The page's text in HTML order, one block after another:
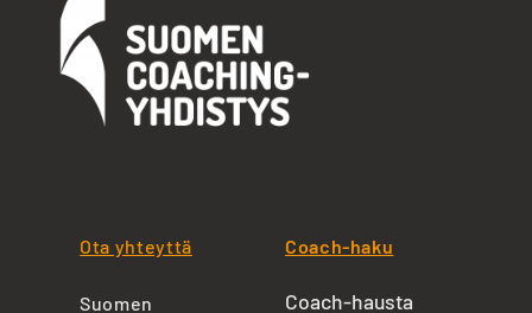
Ota yhteyttä
Suomen
Coach-haku
Coach-hausta